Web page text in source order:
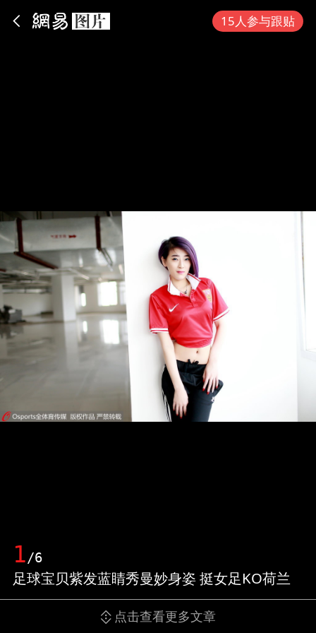
15人参与跟贴
1/6
足球宝贝紫发蓝睛秀曼妙身姿 挺女足KO荷兰
点击查看更多文章